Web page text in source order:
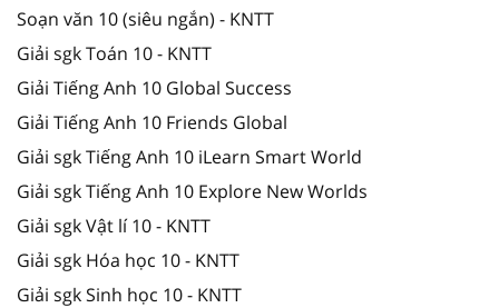
Soạn văn 10 (siêu ngắn) - KNTT
Giải sgk Toán 10 - KNTT
Giải Tiếng Anh 10 Global Success
Giải Tiếng Anh 10 Friends Global
Giải sgk Tiếng Anh 10 iLearn Smart World
Giải sgk Tiếng Anh 10 Explore New Worlds
Giải sgk Vật lí 10 - KNTT
Giải sgk Hóa học 10 - KNTT
Giải sgk Sinh học 10 - KNTT